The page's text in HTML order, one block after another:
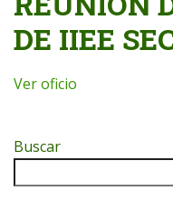
DE IIEE
Ver oficio
Buscar